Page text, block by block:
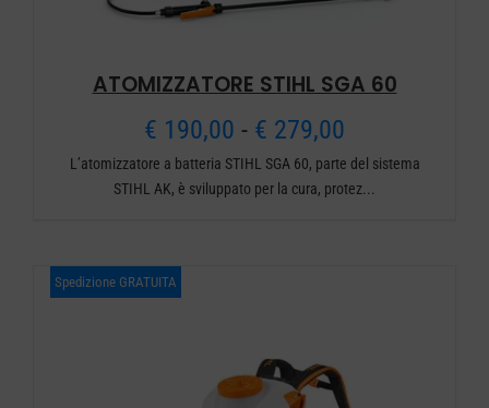
ATOMIZZATORE STIHL SGA 60
€ 190,00 - € 279,00
di
€ 279,00
L’atomizzatore a batteria STIHL SGA 60, parte del sistema
STIHL AK, è sviluppato per la cura, protez...
Spedizione GRATUITA